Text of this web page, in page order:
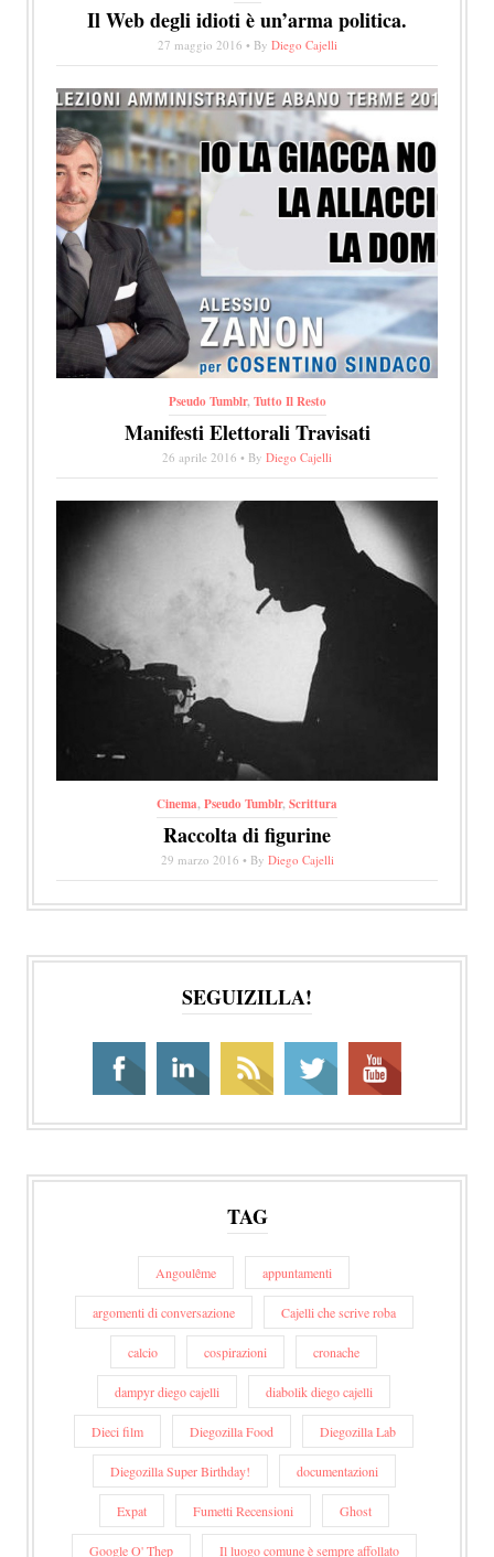
Il Web degli idioti è un’arma politica.
27 maggio 2016 • By Diego Cajelli
Pseudo Tumblr,Tutto Il Resto
Manifesti Elettorali Travisati
26 aprile 2016 • By Diego Cajelli
Cinema,Pseudo Tumblr,Scrittura
Raccolta di figurine
29 marzo 2016 • By Diego Cajelli
SEGUIZILLA!
TAG
Angoulême appuntamenti
argomenti di conversazione Cajelli che scrive roba
calcio cospirazioni cronache
dampyr diego cajelli diabolik diego cajelli
Dieci film Diegozilla Food Diegozilla Lab
Diegozilla Super Birthday! documentazioni
Expat Fumetti Recensioni Ghost
Google O' Thep Il luogo comune è sempre affollato